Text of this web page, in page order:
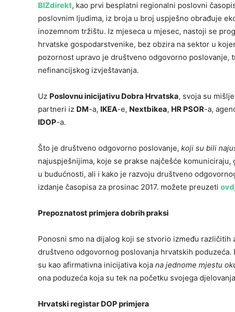
BIZdirekt, kao prvi besplatni regionalni poslovni
poslovnim ljudima, iz broja u broj uspješno obrađuje
inozemnom tržištu. Iz mjeseca u mjesec, nastoji se
hrvatske gospodarstvenike, bez obzira na sektor u
pozornost upravo je društveno odgovorno
nefinancijskog izvještavanja.
Uz Poslovnu inicijativu Dobra Hrvatska, svoja su
partneri iz DM-a, IKEA-e, Nextbikea, HR PSOR-a,
IDOP-a.
Što je društveno odgovorno poslovanje, koji su bili
najuspješnijima, koje se prakse najčešće
u budućnosti, ali i kako je razvoju društveno
izdanje časopisa za prosinac 2017. možete preuzeti
Prepoznatost primjera dobrih praksi
Ponosni smo na dijalog koji se stvorio između
društveno odgovornog poslovanja hrvatskih
su kao afirmativna inicijativa koja na jednome mjestu
ona poduzeća koja su tek na početku svojega
Hrvatski registar DOP primjera